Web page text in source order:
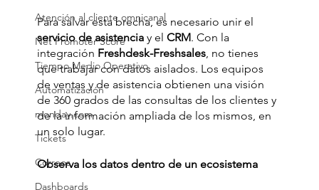
Atención al cliente omnicanal
Net Promoter Score
Tiempo Medio Operativo
Automatización
monday.com
Tickets
Correos
Dashboards
Para salvar esta brecha, es necesario unir el
servicio de asistencia y el CRM. Con la
integración Freshdesk-Freshsales, no tienes
que trabajar con datos aislados. Los equipos
de ventas y de asistencia obtienen una visión
de 360 grados de las consultas de los clientes y
de la información ampliada de los mismos, en
un solo lugar.
Observa los datos dentro de un ecosistema